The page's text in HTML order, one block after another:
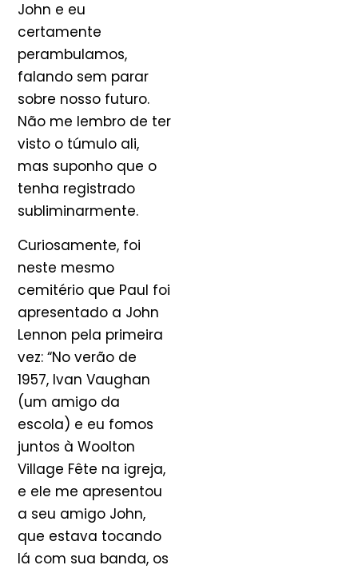
John e eu
certamente
perambulamos,
falando sem parar
sobre nosso futuro.
Não me lembro de ter
visto o túmulo ali,
mas suponho que o
tenha registrado
subliminarmente.
Curiosamente, foi
neste mesmo
cemitério que Paul foi
apresentado a John
Lennon pela primeira
vez: “No verão de
1957, Ivan Vaughan
(um amigo da
escola) e eu fomos
juntos à Woolton
Village Fête na igreja,
e ele me apresentou
a seu amigo John,
que estava tocando
lá com sua banda, os